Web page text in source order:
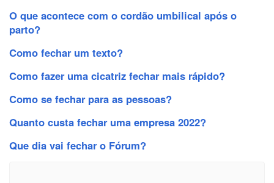
O que acontece com o cordão umbilical após o
parto?
Como fechar um texto?
Como fazer uma cicatriz fechar mais rápido?
Como se fechar para as pessoas?
Quanto custa fechar uma empresa 2022?
Que dia vai fechar o Fórum?